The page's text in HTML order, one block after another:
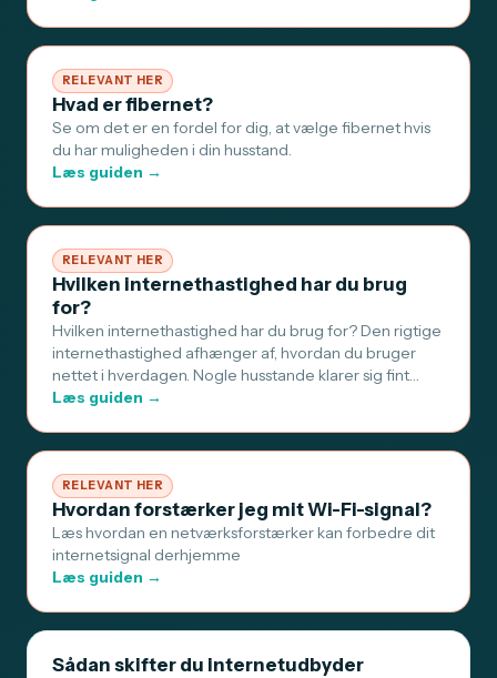
RELEVANT HER
Hvad er fibernet?
Se om det er en fordel for dig, at vælge fibernet hvis
du har muligheden i din husstand.
Læs guiden →
RELEVANT HER
Hvilken internethastighed har du brug
for?
Hvilken internethastighed har du brug for? Den rigtige
internethastighed afhænger af, hvordan du bruger
nettet i hverdagen. Nogle husstande klarer sig fint…
Læs guiden →
RELEVANT HER
Hvordan forstærker jeg mit Wi-Fi-signal?
Læs hvordan en netværksforstærker kan forbedre dit
internetsignal derhjemme
Læs guiden →
Sådan skifter du internetudbyder